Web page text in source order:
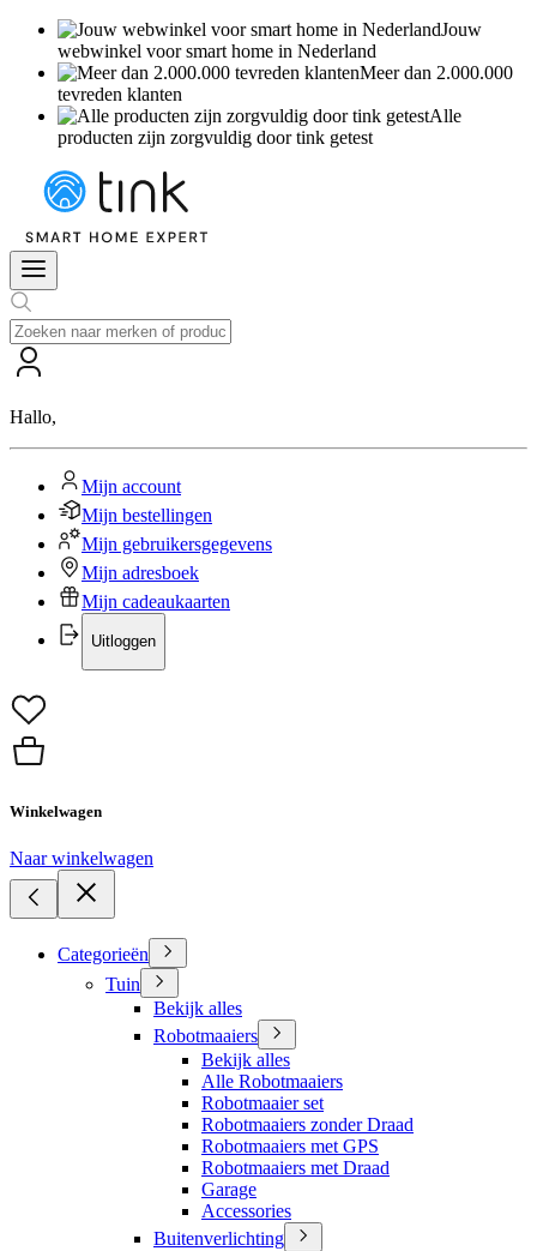
Jouw
webwinkel voor smart home in Nederland
Meer dan 2.000.000
tevreden klanten
Alle
producten zijn zorgvuldig door tink getest
Hallo,
Mijn account
Mijn bestellingen
Mijn gebruikersgegevens
Mijn adresboek
Mijn cadeaukaarten
Uitloggen
Winkelwagen
Naar winkelwagen
Categorieën
Tuin
Bekijk alles
Robotmaaiers
Bekijk alles
Alle Robotmaaiers
Robotmaaier set
Robotmaaiers zonder Draad
Robotmaaiers met GPS
Robotmaaiers met Draad
Garage
Accessories
Buitenverlichting